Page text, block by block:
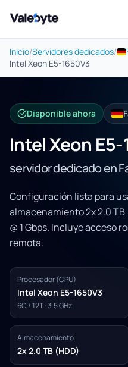
Valebyte
Inicio/Servidores dedicados/
Intel Xeon E5-1650V3
Disponible ahora
Intel Xeon
servidor dedicado en
Configuración lista para
almacenamiento 2x 2.0
@ 1 Gbps. Incluye acceso
remota.
Procesador (CPU)
Intel Xeon E5-1650V3
6C / 12T · 3.5 GHz
Almacenamiento
2x 2.0 TB (HDD)